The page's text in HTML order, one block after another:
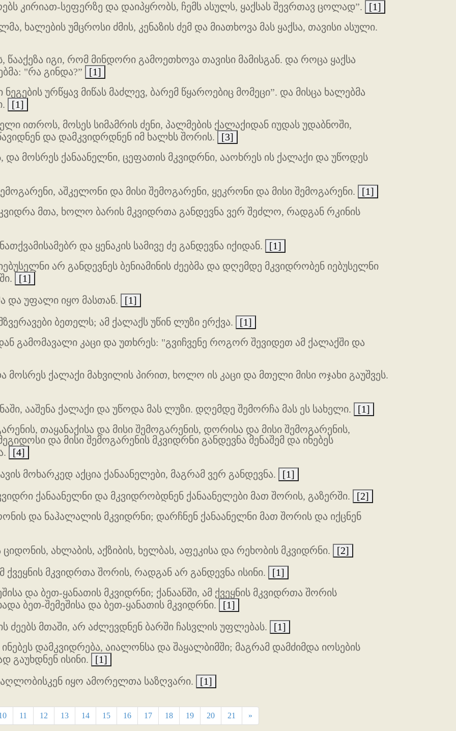
კირიათ-სეფერზე და დაიპყრობს, ჩემს ასულს, ყაქსას შევრთავ ცოლად”.
[1]
ხალების უმცროსი ძმის, კენაზის ძემ და მიათხოვა მას ყაქსა, თავისი ასული.
იგი, რომ მინდორი გამოეთხოვა თავისი მამისგან. და როცა ყაქსა
"რა გინდა?”
[1]
ურწყავ მიწას მაძლევ, ბარემ წყაროებიც მომეცი”. და მისცა ხალებმა
[1]
ითროს, მოსეს სიმამრის ძენი, პალმების ქალაქიდან იუდას უდაბნოში,
და დამკვიდრდნენ იმ ხალხს შორის.
[3]
და მოსრეს ქანაანელნი, ცეფათის მკვიდრნი, ააოხრეს ის ქალაქი და უწოდეს
აშკელონი და მისი შემოგარენი, ყეკრონი და მისი შემოგარენი.
[1]
მთა, ხოლო ბარის მკვიდრთა განდევნა ვერ შეძლო, რადგან რკინის
და ყენაკის სამივე ძე განდევნა იქიდან.
[1]
არ განდევნეს ბენიამინის ძეებმა და დღემდე მკვიდრობენ იებუსელნი
[1]
და უფალი იყო მასთან.
[1]
ბეთელს; ამ ქალაქს უწინ ლუზი ერქვა.
[1]
გამომავალი კაცი და უთხრეს: "გვიჩვენე როგორ შევიდეთ ამ ქალაქში და
მოსრეს ქალაქი მახვილის პირით, ხოლო ის კაცი და მთელი მისი ოჯახი გაუშვეს.
ააშენა ქალაქი და უწოდა მას ლუზი. დღემდე შემორჩა მას ეს სახელი.
[1]
თაყანაქისა და მისი შემოგარენის, დორისა და მისი შემოგარენის,
და მისი შემოგარენის მკვიდრნი განდევნა მენაშემ და ინებეს
[4]
მოხარკედ აქცია ქანაანელები, მაგრამ ვერ განდევნა.
[1]
ქანაანელნი და მკვიდრობდნენ ქანაანელები მათ შორის, გაზერში.
[2]
და ნაჰალალის მკვიდრნი; დარჩნენ ქანაანელნი მათ შორის და იქცნენ
ახლაბის, აქზიბის, ხელბას, აფეკისა და რეხობის მკვიდრნი.
[2]
ქვეყნის მკვიდრთა შორის, რადგან არ განდევნა ისინი.
[1]
და ბეთ-ყანათის მკვიდრნი; ქანაანში, ამ ქვეყნის მკვიდრთა შორის
ბეთ-შემეშისა და ბეთ-ყანათის მკვიდრნი.
[1]
ძეებს მთაში, არ აძლევდნენ ბარში ჩასვლის უფლებას.
[1]
დამკვიდრება, აიალონსა და შაყალბიმში; მაგრამ დამძიმდა იოსების
გაუხდნენ ისინი.
[1]
იყო ამორელთა საზღვარი.
[1]
11 12 13 14 15 16 17 18 19 20 21 »